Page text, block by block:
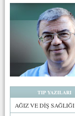
TIP YAZILARI
AĞIZ VE DİŞ SAĞLIĞI